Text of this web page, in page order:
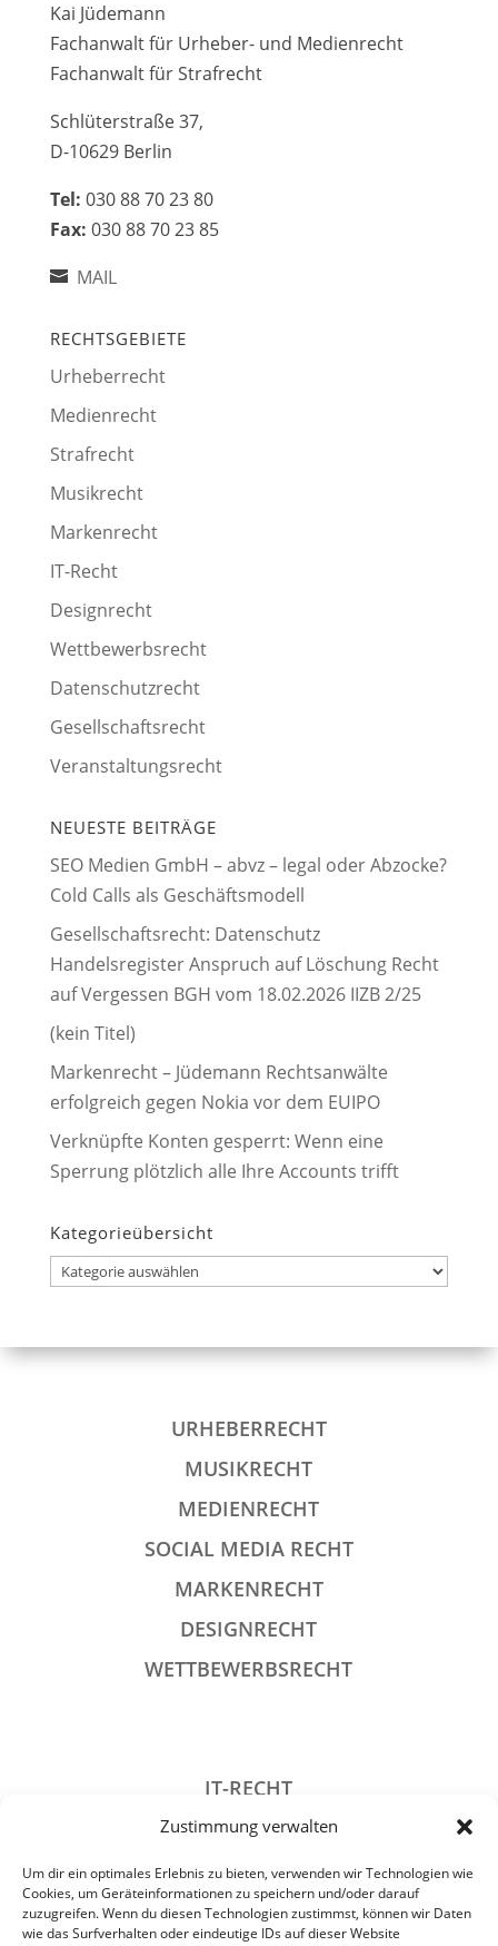
Zustimmung verwalten
Um dir ein optimales Erlebnis zu bieten, verwenden wir Technologien wie
Cookies, um Geräteinformationen zu speichern und/oder darauf
zuzugreifen. Wenn du diesen Technologien zustimmst, können wir Daten
wie das Surfverhalten oder eindeutige IDs auf dieser Website
Kai Jüdemann
Fachanwalt für Urheber- und Medienrecht
Fachanwalt für Strafrecht
Schlüterstraße 37,
D-10629 Berlin
Tel: 030 88 70 23 80
Fax: 030 88 70 23 85
MAIL
RECHTSGEBIETE
Urheberrecht
Medienrecht
Strafrecht
Musikrecht
Markenrecht
IT-Recht
Designrecht
Wettbewerbsrecht
Datenschutzrecht
Gesellschaftsrecht
Veranstaltungsrecht
NEUESTE BEITRÄGE
SEO Medien GmbH – abvz – legal oder Abzocke?
Cold Calls als Geschäftsmodell
Gesellschaftsrecht: Datenschutz
Handelsregister Anspruch auf Löschung Recht
auf Vergessen BGH vom 18.02.2026 IIZB 2/25
(kein Titel)
Markenrecht – Jüdemann Rechtsanwälte
erfolgreich gegen Nokia vor dem EUIPO
Verknüpfte Konten gesperrt: Wenn eine
Sperrung plötzlich alle Ihre Accounts trifft
Kategorieübersicht
Kategorieübersicht
URHEBERRECHT
MUSIKRECHT
MEDIENRECHT
SOCIAL MEDIA RECHT
MARKENRECHT
DESIGNRECHT
WETTBEWERBSRECHT
IT-RECHT
DATENSCHUTZRECHT
STRAFRECHT
GESELLSCHAFTSRECHT